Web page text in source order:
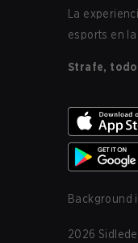
La
esports en la
Strafe,
Background
2026